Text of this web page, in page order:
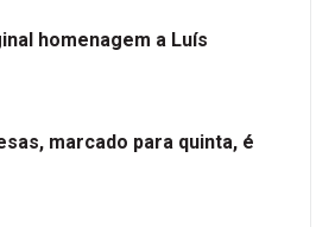
homenagem a Luís
marcado para quinta, é